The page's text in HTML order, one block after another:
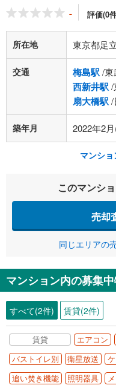
- 評価(0
所在地 東京都足
交通 梅島駅/
西新井駅/
扇大橋駅/
築年月 2022年2
マンシ
このマンシ
売却
同じエリアの
マンション内の募集
すべて(2件) 賃貸(2件)
賃貸 エアコン
バストイレ別
衛星放送
追い焚き機能
照明器具